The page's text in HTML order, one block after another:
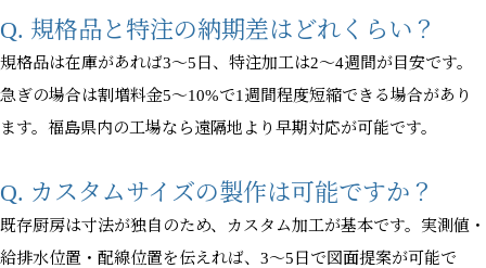
Q. 規格品と特注の納期差はどれくらい？
規格品は在庫があれば3〜5日、特注加工は2〜4週間が目安です。
急ぎの場合は割増料金5〜10%で1週間程度短縮できる場合があり
ます。福島県内の工場なら遠隔地より早期対応が可能です。
Q. カスタムサイズの製作は可能ですか？
既存厨房は寸法が独自のため、カスタム加工が基本です。実測値・
給排水位置・配線位置を伝えれば、3〜5日で図面提案が可能で